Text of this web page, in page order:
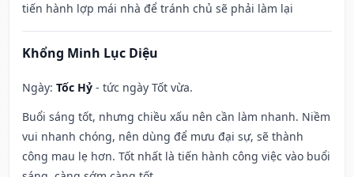
tiến hành lợp mái nhà để tránh chủ sẽ phải làm lại
Khổng Minh Lục Diệu
Ngày: Tốc Hỷ - tức ngày Tốt vừa.
Buổi sáng tốt, nhưng chiều xấu nên cần làm nhanh. Niềm
vui nhanh chóng, nên dùng để mưu đại sự, sẽ thành
công mau lẹ hơn. Tốt nhất là tiến hành công việc vào buổi